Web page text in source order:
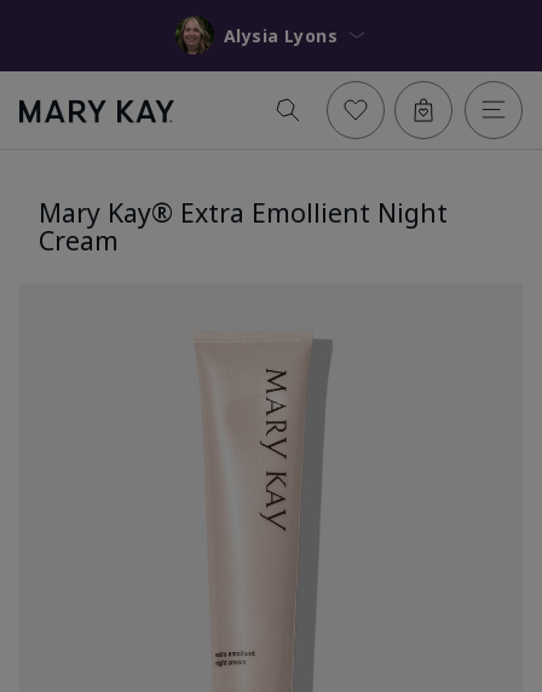
Alysia Lyons
Mary Kay® Extra Emollient Night
Cream